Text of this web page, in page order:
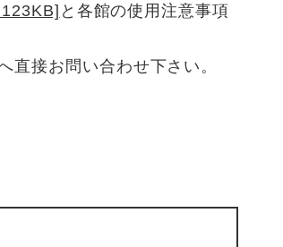
と各館の使用注意事項
接お問い合わせ下さい。